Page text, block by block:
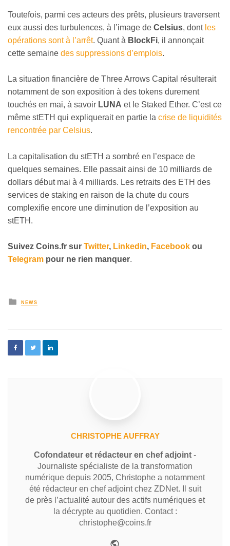
Toutefois, parmi ces acteurs des prêts, plusieurs traversent
eux aussi des turbulences, à l’image de Celsius, dont les
opérations sont à l’arrêt. Quant à BlockFi, il annonçait
cette semaine des suppressions d’emplois.
La situation financière de Three Arrows Capital résulterait
notamment de son exposition à des tokens durement
touchés en mai, à savoir LUNA et le Staked Ether. C’est ce
même stETH qui expliquerait en partie la crise de liquidités
rencontrée par Celsius.
La capitalisation du stETH a sombré en l’espace de
quelques semaines. Elle passait ainsi de 10 milliards de
dollars début mai à 4 milliards. Les retraits des ETH des
services de staking en raison de la chute du cours
complexifie encore une diminution de l’exposition au
stETH.
Suivez Coins.fr sur Twitter, Linkedin, Facebook ou
Telegram pour ne rien manquer.
NEWS
CHRISTOPHE AUFFRAY
Cofondateur et rédacteur en chef adjoint -
Journaliste spécialiste de la transformation
numérique depuis 2005, Christophe a notamment
été rédacteur en chef adjoint chez ZDNet. Il suit
de près l’actualité autour des actifs numériques et
la décrypte au quotidien. Contact :
christophe@coins.fr